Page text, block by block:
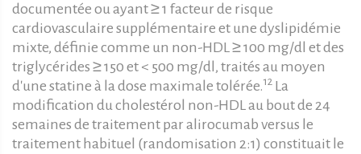
documentée ou ayant ≥ 1 facteur de risque
cardiovasculaire supplémentaire et une dyslipidémie
mixte, définie comme un non-HDL ≥ 100 mg/dl et des
triglycérides ≥ 150 et < 500 mg/dl, traités au moyen
d'une statine à la dose maximale tolérée.12 La
modification du cholestérol non-HDL au bout de 24
semaines de traitement par alirocumab versus le
traitement habituel (randomisation 2:1) constituait le